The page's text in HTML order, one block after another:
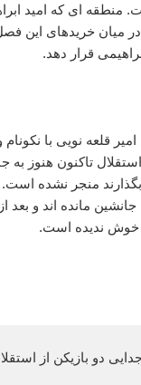
ای که امید
میان خریدهای این
قرار دهد.
قلعه نویی با نکونام
تاکنون هنوز به
منجر نشده است.
مانده اند و بعد
خوش ندیده است.
دو بازیکن از